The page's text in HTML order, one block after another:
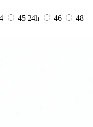
45 24h 46
48